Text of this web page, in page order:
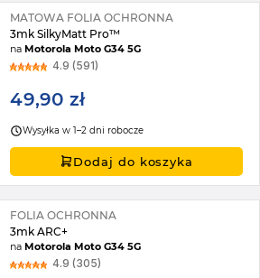
MATOWA FOLIA OCHRONNA
3mk SilkyMatt Pro™
naMotorola Moto G34 5G
4.9 (591)
49,90 zł
Wysyłka w 1–2 dni robocze
Dodaj do koszyka
FOLIA OCHRONNA
3mk ARC+
naMotorola Moto G34 5G
4.9 (305)